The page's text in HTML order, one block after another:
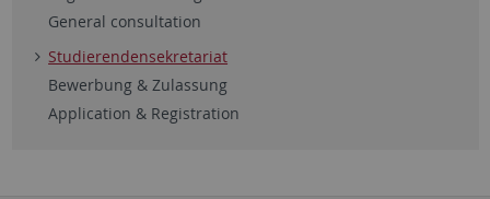
General consultation
Studierendensekretariat
Bewerbung & Zulassung
Application & Registration